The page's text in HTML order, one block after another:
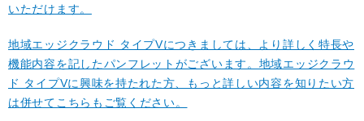
いただけます。
地域エッジクラウド タイプVにつきましては、より詳しく特長や
機能内容を記したパンフレットがございます。地域エッジクラウ
ド タイプVに興味を持たれた方、もっと詳しい内容を知りたい方
は併せてこちらもご覧ください。